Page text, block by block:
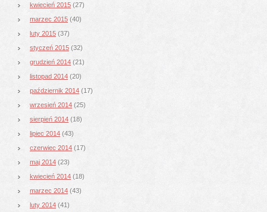
kwiecień 2015 (27)
marzec 2015 (40)
luty 2015 (37)
styczeń 2015 (32)
grudzień 2014 (21)
listopad 2014 (20)
październik 2014 (17)
wrzesień 2014 (25)
sierpień 2014 (18)
lipiec 2014 (43)
czerwiec 2014 (17)
maj 2014 (23)
kwiecień 2014 (18)
marzec 2014 (43)
luty 2014 (41)